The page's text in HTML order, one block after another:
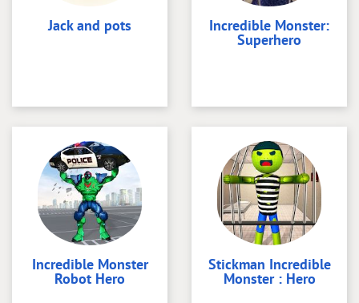
Jack and pots Incredible Monster:
Superhero
Incredible Monster
Robot Hero
Stickman Incredible
Monster : Hero